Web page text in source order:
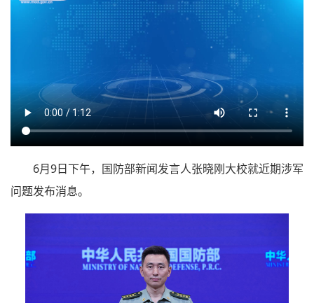
6月9日下午，国防部新闻发言人张晓刚大校就近期涉军
问题发布消息。